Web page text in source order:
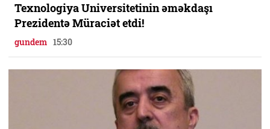
Texnologiya Universitetinin əməkdaşı
Prezidentə Müraciət etdi!
gundem 15:30